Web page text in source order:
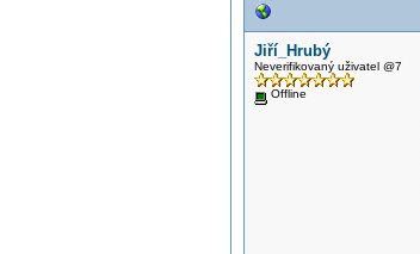
Jiří_Hrubý
Neverifikovaný uživatel @7
Offline